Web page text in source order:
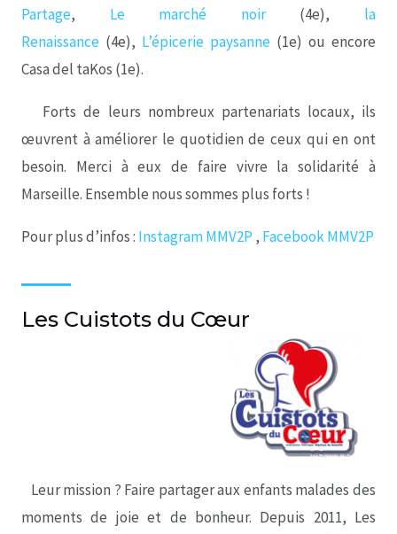
Partage, Le marché noir(4e), la
Renaissance (4e), L’épicerie paysanne (1e) ou encore
Casa del taKos (1e).
Forts de leurs nombreux partenariats locaux, ils
œuvrent à améliorer le quotidien de ceux qui en ont
besoin. Merci à eux de faire vivre la solidarité à
Marseille. Ensemble nous sommes plus forts !
Pour plus d’infos : Instagram MMV2P , Facebook MMV2P
Les Cuistots du Cœur
Leur mission ? Faire partager aux enfants malades des
moments de joie et de bonheur. Depuis 2011, Les